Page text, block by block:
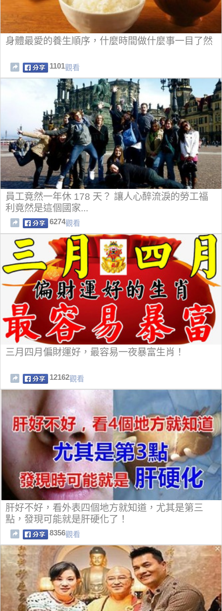
身體最愛的養生順序，什麼時間做什麼事一目了然
1101觀看
員工竟然一年休 178 天？ 讓人心醉流淚的勞工福
利竟然是這個國家...
6274觀看
三月四月偏財運好，最容易一夜暴富生肖！
12162觀看
肝好不好，看外表四個地方就知道，尤其是第三
點，發現可能就是肝硬化了！
8356觀看